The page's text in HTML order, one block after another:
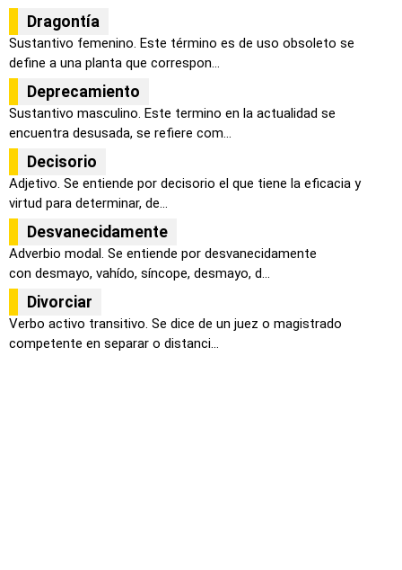
Dragontía
Sustantivo femenino. Este término es de uso obsoleto se
define a una planta que correspon...
Deprecamiento
Sustantivo masculino. Este termino en la actualidad se
encuentra desusada, se refiere com...
Decisorio
Adjetivo. Se entiende por decisorio el que tiene la eficacia y
virtud para determinar, de...
Desvanecidamente
Adverbio modal. Se entiende por desvanecidamente
con desmayo, vahído, síncope, desmayo, d...
Divorciar
Verbo activo transitivo. Se dice de un juez o magistrado
competente en separar o distanci...